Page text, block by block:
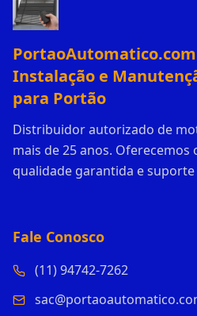
PortaoAutomatico.com
Instalação e
para Portão
Distribuidor autorizado de
mais de 25 anos. Oferecemos
qualidade garantida e
Fale Conosco
(11) 94742-7262